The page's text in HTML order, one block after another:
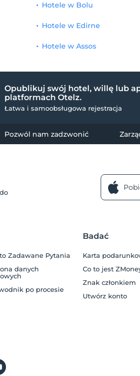
Hotele w Bolu
Hotele w Edirne
Hotele w Assos
Opublikuj swój hotel, willę lub
platformach Otelz.
Łatwa i samoobsługowa rejestracja
Pozwól nam zadzwonić
Zadawane Pytania
danych
po procesie
Badać
Karta
Co to jest
Znak członkiem
Utwórz konto